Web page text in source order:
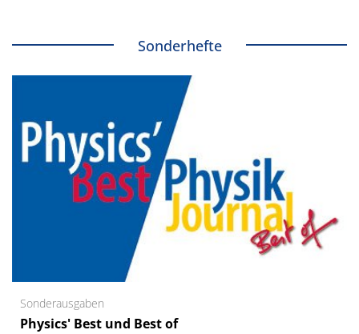
Sonderhefte
Sonderausgaben
Physics' Best und Best of